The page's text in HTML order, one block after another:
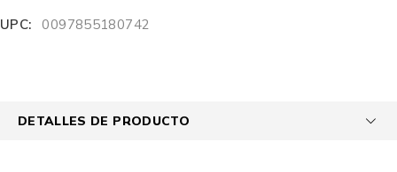
UPC:
0097855180742
DETALLES DE PRODUCTO